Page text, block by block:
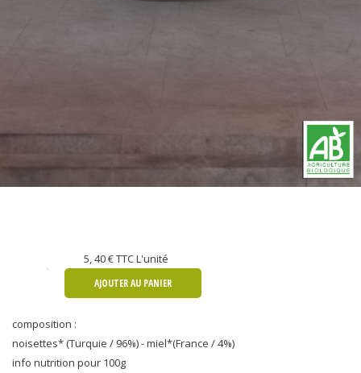
5, 40 €TTC L'unité
AJOUTER AU PANIER
composition :
noisettes* (Turquie / 96%) - miel*(France / 4%)
info nutrition pour 100g